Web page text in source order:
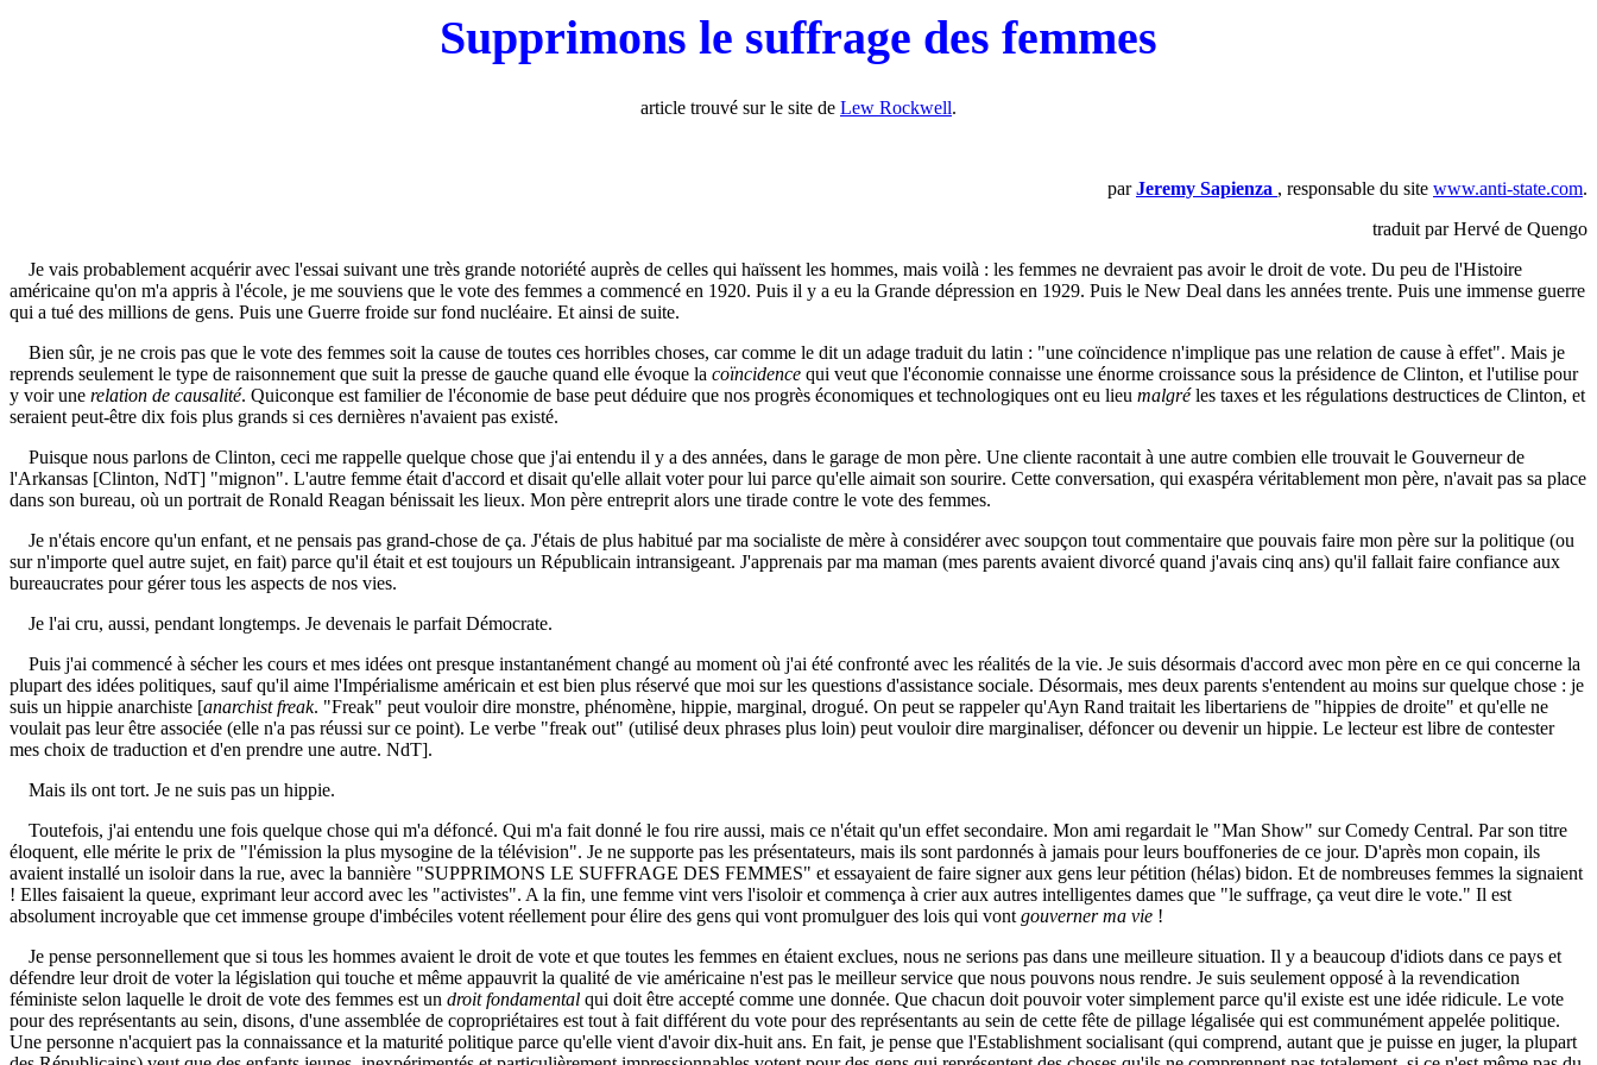
Supprimons le suffrage des femmes
article trouvé sur le site de Lew Rockwell.
parJeremy Sapienza , responsable du site www.anti-state.com.
traduit par Hervé de Quengo
Je vais probablement acquérir avec l'essai suivant une très grande notoriété auprès de celles qui haïssent les hommes, mais voilà : les femmes ne devraient pas avoir le droit de vote. Du peu de l'Histoire
américaine qu'on m'a appris à l'école, je me souviens que le vote des femmes a commencé en 1920. Puis il y a eu la Grande dépression en 1929. Puis le New Deal dans les années trente. Puis une immense guerre
qui a tué des millions de gens. Puis une Guerre froide sur fond nucléaire. Et ainsi de suite.
Bien sûr, je ne crois pas que le vote des femmes soit la cause de toutes ces horribles choses, car comme le dit un adage traduit du latin : "une coïncidence n'implique pas une relation de cause à effet". Mais je
reprends seulement le type de raisonnement que suit la presse de gauche quand elle évoque la coïncidence qui veut que l'économie connaisse une énorme croissance sous la présidence de Clinton, et l'utilise pour
y voir une relation de causalité. Quiconque est familier de l'économie de base peut déduire que nos progrès économiques et technologiques ont eu lieu malgréles taxes et les régulations destructices de Clinton, et
seraient peut-être dix fois plus grands si ces dernières n'avaient pas existé.
Puisque nous parlons de Clinton, ceci me rappelle quelque chose que j'ai entendu il y a des années, dans le garage de mon père. Une cliente racontait à une autre combien elle trouvait le Gouverneur de
l'Arkansas [Clinton, NdT] "mignon". L'autre femme était d'accord et disait qu'elle allait voter pour lui parce qu'elle aimait son sourire. Cette conversation, qui exaspéra véritablement mon père, n'avait pas sa place
dans son bureau, où un portrait de Ronald Reagan bénissait les lieux. Mon père entreprit alors une tirade contre le vote des femmes.
Je n'étais encore qu'un enfant, et ne pensais pas grand-chose de ça. J'étais de plus habitué par ma socialiste de mère à considérer avec soupçon tout commentaire que pouvais faire mon père sur la politique (ou
sur n'importe quel autre sujet, en fait) parce qu'il était et est toujours un Républicain intransigeant. J'apprenais par ma maman (mes parents avaient divorcé quand j'avais cinq ans) qu'il fallait faire confiance aux
bureaucrates pour gérer tous les aspects de nos vies.
Je l'ai cru, aussi, pendant longtemps. Je devenais le parfait Démocrate.
Puis j'ai commencé à sécher les cours et mes idées ont presque instantanément changé au moment où j'ai été confronté avec les réalités de la vie. Je suis désormais d'accord avec mon père en ce qui concerne la
plupart des idées politiques, sauf qu'il aime l'Impérialisme américain et est bien plus réservé que moi sur les questions d'assistance sociale. Désormais, mes deux parents s'entendent au moins sur quelque chose : je
suis un hippie anarchiste [anarchist freak. "Freak" peut vouloir dire monstre, phénomène, hippie, marginal, drogué. On peut se rappeler qu'Ayn Rand traitait les libertariens de "hippies de droite" et qu'elle ne
voulait pas leur être associée (elle n'a pas réussi sur ce point). Le verbe "freak out" (utilisé deux phrases plus loin) peut vouloir dire marginaliser, défoncer ou devenir un hippie. Le lecteur est libre de contester
mes choix de traduction et d'en prendre une autre. NdT].
Mais ils ont tort. Je ne suis pas un hippie.
Toutefois, j'ai entendu une fois quelque chose qui m'a défoncé. Qui m'a fait donné le fou rire aussi, mais ce n'était qu'un effet secondaire. Mon ami regardait le "Man Show" sur Comedy Central. Par son titre
éloquent, elle mérite le prix de "l'émission la plus mysogine de la télévision". Je ne supporte pas les présentateurs, mais ils sont pardonnés à jamais pour leurs bouffoneries de ce jour. D'après mon copain, ils
avaient installé un isoloir dans la rue, avec la bannière "SUPPRIMONS LE SUFFRAGE DES FEMMES" et essayaient de faire signer aux gens leur pétition (hélas) bidon. Et de nombreuses femmes la signaient
! Elles faisaient la queue, exprimant leur accord avec les "activistes". A la fin, une femme vint vers l'isoloir et commença à crier aux autres intelligentes dames que "le suffrage, ça veut dire le vote." Il est
absolument incroyable que cet immense groupe d'imbéciles votent réellement pour élire des gens qui vont promulguer des lois qui vont gouverner ma vie !
Je pense personnellement que si tous les hommes avaient le droit de vote et que toutes les femmes en étaient exclues, nous ne serions pas dans une meilleure situation. Il y a beaucoup d'idiots dans ce pays et
défendre leur droit de voter la législation qui touche et même appauvrit la qualité de vie américaine n'est pas le meilleur service que nous pouvons nous rendre. Je suis seulement opposé à la revendication
féministe selon laquelle le droit de vote des femmes est un droit fondamental qui doit être accepté comme une donnée. Que chacun doit pouvoir voter simplement parce qu'il existe est une idée ridicule. Le vote
pour des représentants au sein, disons, d'une assemblée de copropriétaires est tout à fait différent du vote pour des représentants au sein de cette fête de pillage légalisée qui est communément appelée politique.
Une personne n'acquiert pas la connaissance et la maturité politique parce qu'elle vient d'avoir dix-huit ans. En fait, je pense que l'Establishment socialisant (qui comprend, autant que je puisse en juger, la plupart